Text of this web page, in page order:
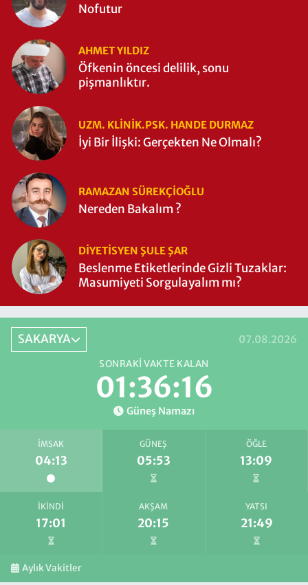
Nofutur
AHMET YILDIZ
Öfkenin öncesi delilik, sonu
pişmanlıktır.
UZM. KLINIK.PSK. HANDE DURMAZ
İyi Bir İlişki: Gerçekten Ne Olmalı?
RAMAZAN SÜREKÇIOĞLU
Nereden Bakalım ?
DIYETISYEN ŞULE ŞAR
Beslenme Etiketlerinde Gizli Tuzaklar:
Masumiyeti Sorgulayalım mı?
SAKARYA 07.08.2026
SONRAKI VAKTE KALAN
01:36:16
Güneş Namazı
İMSAK
04:13
GÜNEŞ
05:53
ÖĞLE
13:09
İKINDI
17:01
AKŞAM
20:15
YATSI
21:49
Aylık Vakitler